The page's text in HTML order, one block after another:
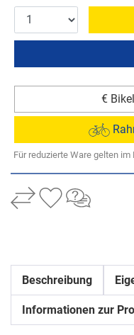
€
Für reduzierte Ware gelten
Beschreibung
Informationen zur